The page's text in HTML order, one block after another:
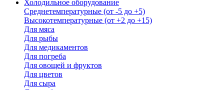
Холодильное оборудование
Среднетемпературные (от -5 до +5)
Высокотемпературные (от +2 до +15)
Для мяса
Для рыбы
Для медикаментов
Для погреба
Для овощей и фруктов
Для цветов
Для сыра